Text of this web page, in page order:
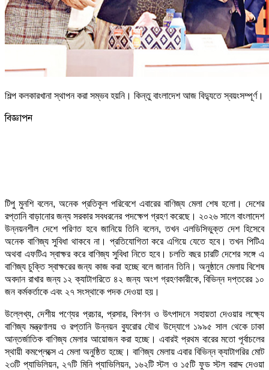
শিল্প কলকারখানা স্থাপন করা সম্ভব হয়নি। কিন্তু বাংলাদেশ আজ বিদ্যুতে স্বয়ংসম্পূর্ণ।
বিজ্ঞাপন
টিপু মুনশি বলেন, অনেক প্রতিকূল পরিবেশে এবারের বাণিজ্য মেলা শেষ হলো। দেশের
রপ্তানি বাড়ানোর জন্য সরকার সবধরনের পদক্ষেপ গ্রহণ করেছে। ২০২৬ সালে বাংলাদেশ
উন্নয়নশীল দেশে পরিণত হবে জানিয়ে তিনি বলেন, তখন এলডিসিভুক্ত দেশ হিসেবে
অনেক বাণিজ্য সুবিধা থাকবে না। প্রতিযোগিতা করে এগিয়ে যেতে হবে। তখন পিটিএ
অথবা এফটিএ স্বাক্ষর করে বাণিজ্য সুবিধা নিতে হবে। চলতি বছর চারটি দেশের সঙ্গে এ
বাণিজ্য চুক্তি স্বাক্ষরের জন্য কাজ করা হচ্ছে বলে জানান তিনি। অনুষ্ঠানে মেলায় বিশেষ
অবদান রাখার জন্য ১২ ক্যাটাগরিতে ৪২ জন্য অংশ গ্রহণকারীকে, বিভিন্ন দপ্তরের ১০
জন কর্মকর্তাকে এবং ২৭ সংস্থাকে পদক দেওয়া হয়।
উল্লেখ্য, দেশীয় পণ্যের প্রচার, প্রসার, বিপণন ও উৎপাদনে সহায়তা দেওয়ার লক্ষ্যে
বাণিজ্য মন্ত্রণালয় ও রপ্তানি উন্নয়ন বু্যরোর যৌথ উদ্যোগে ১৯৯৫ সাল থেকে ঢাকা
আন্তর্জাতিক বাণিজ্য মেলার আয়োজন করা হচ্ছে। এবারই প্রথম বারের মতো পূর্বাচলের
স্থায়ী কমপ্লেক্সে এ মেলা অনুষ্ঠিত হচ্ছে। বাণিজ্য মেলায় এবার বিভিন্ন ক্যাটাগরির মোট
২৩টি প্যাভিলিয়ন, ২৭টি মিনি প্যাভিলিয়ন, ১৬২টি স্টল ও ১৫টি ফুড স্টল বরাদ্দ দেওয়া